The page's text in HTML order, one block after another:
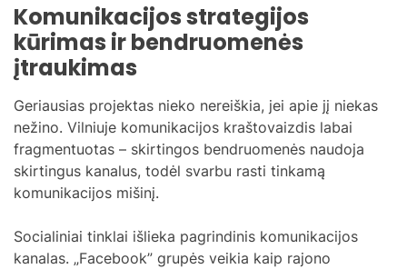
Komunikacijos strategijos
kūrimas ir bendruomenės
įtraukimas
Geriausias projektas nieko nereiškia, jei apie jį niekas
nežino. Vilniuje komunikacijos kraštovaizdis labai
fragmentuotas – skirtingos bendruomenės naudoja
skirtingus kanalus, todėl svarbu rasti tinkamą
komunikacijos mišinį.
Socialiniai tinklai išlieka pagrindinis komunikacijos
kanalas. „Facebook” grupės veikia kaip rajono